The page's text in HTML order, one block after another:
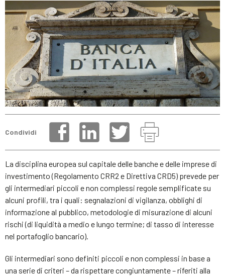
Condividi
La disciplina europea sul capitale delle banche e delle imprese di
investimento (Regolamento CRR2 e Direttiva CRD5) prevede per
gli intermediari piccoli e non complessi regole semplificate su
alcuni profili, tra i quali: segnalazioni di vigilanza, obblighi di
informazione al pubblico, metodologie di misurazione di alcuni
rischi (di liquidità a medio e lungo termine; di tasso di interesse
nel portafoglio bancario).
Gli intermediari sono definiti piccoli e non complessi in base a
una serie di criteri – da rispettare congiuntamente – riferiti alla